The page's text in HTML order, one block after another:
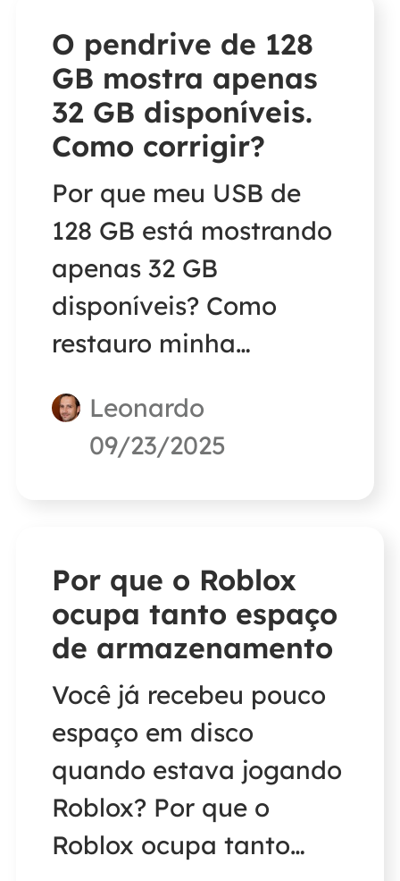
verificá-la.
O pendrive de 128
GB mostra apenas
32 GB disponíveis.
Como corrigir?
Por que meu USB de
128 GB está mostrando
apenas 32 GB
disponíveis? Como
restauro minha
capacidade total? Siga
este guia para
Leonardo
09/23/2025
Por que o Roblox
ocupa tanto espaço
de armazenamento
Você já recebeu pouco
espaço em disco
quando estava jogando
Roblox? Por que o
Roblox ocupa tanto